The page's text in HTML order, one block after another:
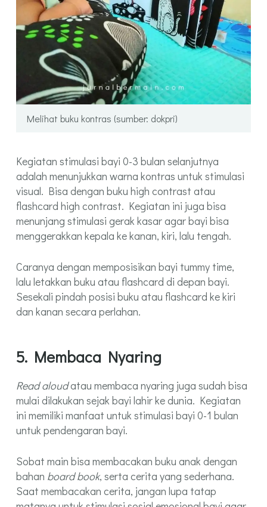
Melihat buku kontras (sumber: dokpri)
Kegiatan stimulasi bayi 0-3 bulan selanjutnya
adalah menunjukkan warna kontras untuk stimulasi
visual. Bisa dengan buku high contrast atau
flashcard high contrast. Kegiatan ini juga bisa
menunjang stimulasi gerak kasar agar bayi bisa
menggerakkan kepala ke kanan, kiri, lalu tengah.
Caranya dengan memposisikan bayi tummy time,
lalu letakkan buku atau flashcard di depan bayi.
Sesekali pindah posisi buku atau flashcard ke kiri
dan kanan secara perlahan.
5. Membaca Nyaring
Read aloudatau membaca nyaring juga sudah bisa
mulai dilakukan sejak bayi lahir ke dunia. Kegiatan
ini memiliki manfaat untuk stimulasi bayi 0-1 bulan
untuk pendengaran bayi.
Sobat main bisa membacakan buku anak dengan
bahan board book, serta cerita yang sederhana.
Saat membacakan cerita, jangan lupa tatap